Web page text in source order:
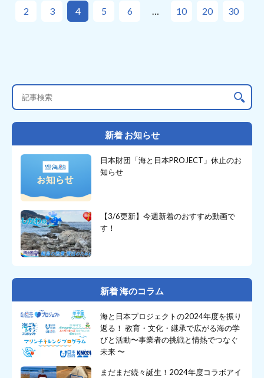
2 3 4 5 6 10 20 30
新着 お知らせ
日本財団「海と日本PROJECT」休止のお
知らせ
【3/6更新】今週新着のおすすめ動画で
す！
新着 海のコラム
海と日本プロジェクトの2024年度を振り
返る！ 教育・文化・継承で広がる海の学
びと活動〜事業者の挑戦と情熱でつなぐ
未来 〜
まだまだ続々誕生！2024年度コラボアイ